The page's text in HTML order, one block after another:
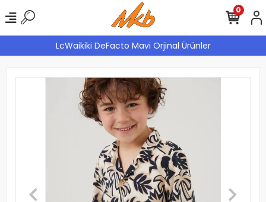
LcWaikiki DeFacto Mavi Orjinal Ürünler
0